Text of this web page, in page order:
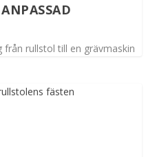
rullstol till en grävmaskin